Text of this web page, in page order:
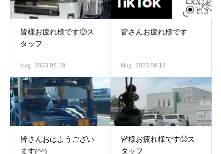
皆様お疲れ様です🙂ス
タッフ
blog 2023.06.18
皆さんお疲れ様です
blog 2023.06.18
皆さんおはようござい
ます(^^)
皆様お疲れ様です🙂ス
タッフ